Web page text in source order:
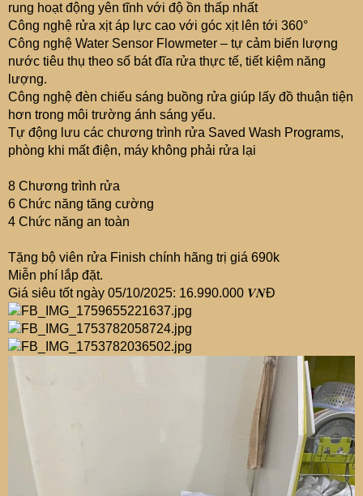
rung hoạt động yên tĩnh với độ ồn thấp nhất
Công nghệ rửa xịt áp lực cao với góc xịt lên tới 360°
Công nghệ Water Sensor Flowmeter – tự cảm biến lượng
nước tiêu thụ theo số bát đĩa rửa thực tế, tiết kiệm năng
lượng.
Công nghệ đèn chiếu sáng buồng rửa giúp lấy đồ thuận tiện
hơn trong môi trường ánh sáng yếu.
Tự động lưu các chương trình rửa Saved Wash Programs,
phòng khi mất điện, máy không phải rửa lại
8 Chương trình rửa
6 Chức năng tăng cường
4 Chức năng an toàn
Tặng bộ viên rửa Finish chính hãng trị giá 690k
Miễn phí lắp đặt.
Giá siêu tốt ngày 05/10/2025: 16.990.000 𝑽𝑵Đ